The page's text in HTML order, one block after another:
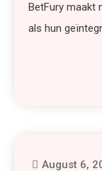
BetFury maakt
als hun
August 6,